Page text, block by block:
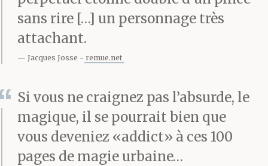
sait flatter sans en
avoir l’air, grincer ou
Il émet des signaux de
joie ou de désespoir aux
moments opportuns :
sans rire […] un personnage très
attachant.
Jacques Josse remue.net
Si vous ne craignez pas l’absurde, le
magique, il se pourrait bien que
vous deveniez «addict» à ces 100
pages de magie urbaine…